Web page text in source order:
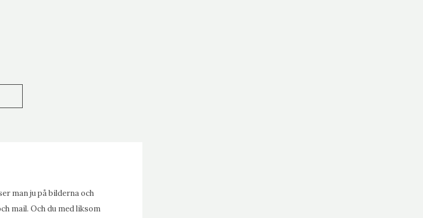
man ju på bilderna och
mail. Och du med liksom